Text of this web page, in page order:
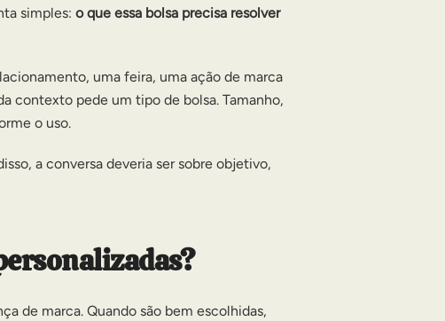
simples: o que essa bolsa precisa resolver
uma feira, uma ação de marca
contexto pede um tipo de bolsa. Tamanho,
o uso.
a conversa deveria ser sobre objetivo,
de marca. Quando são bem escolhidas,